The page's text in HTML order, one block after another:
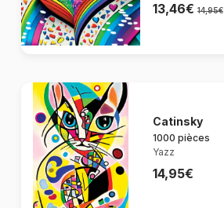
13,46€ 14,95€
Catinsky
1000 pièces
Yazz
14,95€